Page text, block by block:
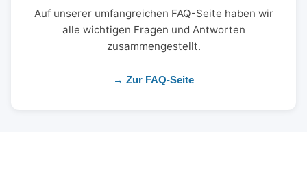
Auf unserer umfangreichen FAQ-Seite haben wir
alle wichtigen Fragen und Antworten
zusammengestellt.
→ Zur FAQ-Seite